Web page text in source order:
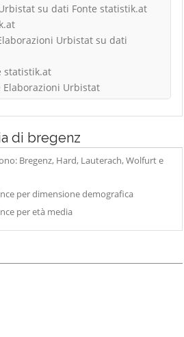
su dati Fonte statistik.at
Urbistat su dati
statistik.at
Elaborazioni Urbistat
di bregenz
Bregenz, Hard, Lauterach, Wolfurt e
per dimensione demografica
per età media